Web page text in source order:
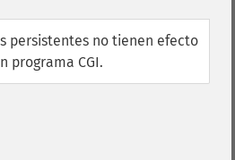
persistentes no tienen efecto
programa CGI.